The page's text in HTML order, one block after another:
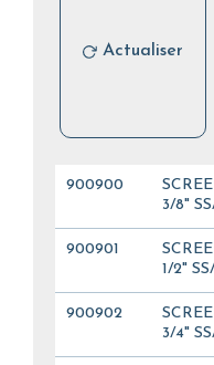
Actualiser
900900
3/8"
900901
1/2"
900902
3/4"